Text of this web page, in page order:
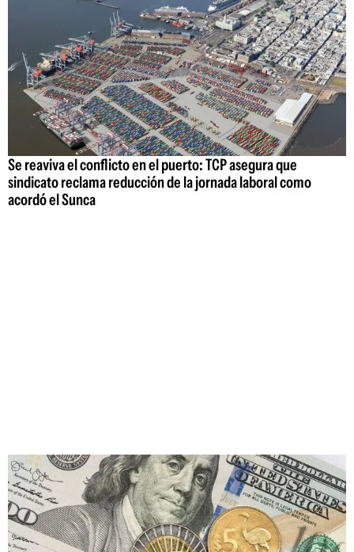
Se reaviva el conflicto en el puerto: TCP asegura que
sindicato reclama reducción de la jornada laboral como
acordó el Sunca